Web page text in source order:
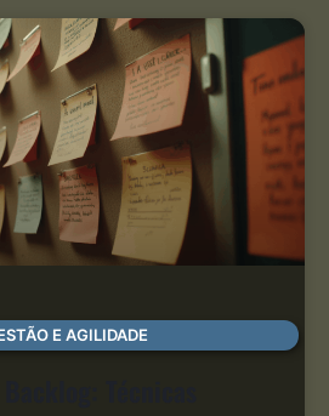
E AGILIDADE